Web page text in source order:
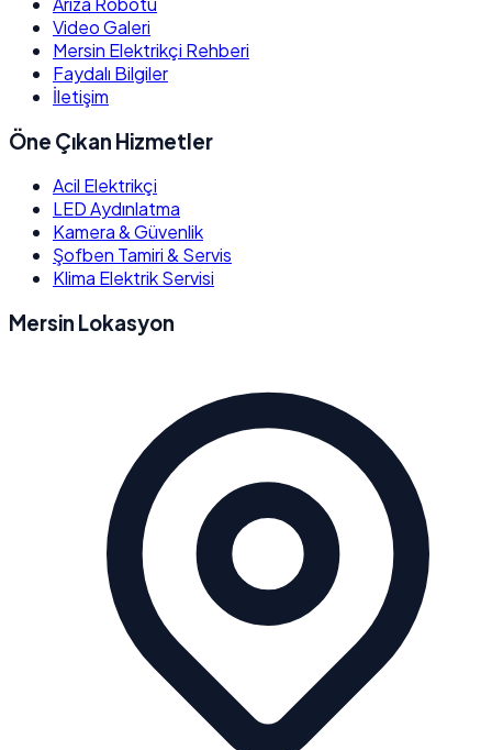
Video Galeri
Mersin Elektrikçi Rehberi
Faydalı Bilgiler
İletişim
Öne Çıkan Hizmetler
Acil Elektrikçi
LED Aydınlatma
Kamera & Güvenlik
Şofben Tamiri & Servis
Klima Elektrik Servisi
Mersin Lokasyon